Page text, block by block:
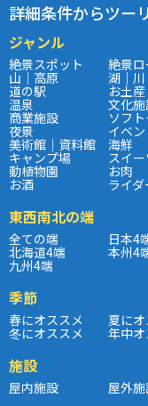
詳細条件からツー
ジャンル
絶景スポット 絶景ロ
山｜高原 湖｜
道の駅 お土産
温泉 文化
商業施設 ソフ
夜景 イベ
美術館｜資料館 海鮮
キャンプ場 スイー
動植物園 お肉
お酒 ライ
東西南北の端
全ての端 日本4
北海道4端 本州4
九州4端
季節
春にオススメ 夏に
冬にオススメ 年中
施設
屋内施設 屋外